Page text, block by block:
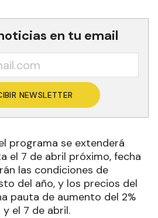
en tu email
NEWSLETTER
programa se extenderá
el 7 de abril próximo, fecha
las condiciones de
del año, y los precios del
pauta de aumento del 2%
el 7 de abril.